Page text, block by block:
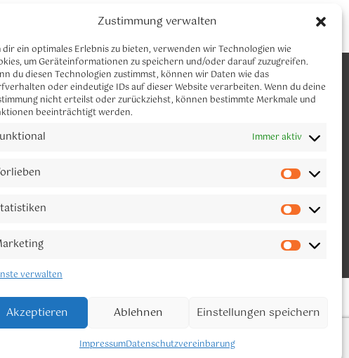
Zustimmung verwalten
dir ein optimales Erlebnis zu bieten, verwenden wir Technologien wie
um Geräteinformationen zu speichern und/oder darauf zuzugreifen.
du diesen Technologien zustimmst, können wir Daten wie das
oder eindeutige IDs auf dieser Website verarbeiten. Wenn du deine
nicht erteilst oder zurückziehst, können bestimmte Merkmale und
beeinträchtigt werden.
Immer aktiv
verwalten
Akzeptieren Ablehnen Einstellungen speichern
ImpressumDatenschutzvereinbarung
CLAUDIA NEUMANN YOGA
Let´s connect
Melde dich gerne für meinen Newsletter